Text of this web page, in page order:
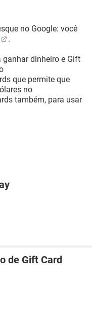
no Google: você
.
dinheiro e Gift
que permite que
no
também, para usar
de Gift Card